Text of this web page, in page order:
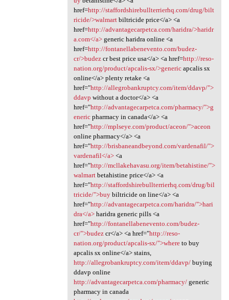
href=http://staffordshirebullterrierhq.com/drug/bilt
ricide/>walmartbiltricide price</a> <a
href=http://advantagecarpetca.com/haridra/>haridr
a.com</a>generic haridra online <a
href=http://fontanellabenevento.com/budez-
cr/>budezcr best price usa</a> <a href=http://reso-
nation.org/product/apcalis-sx/>genericapcalis sx
online</a> plenty retake <a
href="http://allegrobankruptcy.com/item/ddavp/">
ddavp without a doctor</a> <a
href="http://advantagecarpetca.com/pharmacy/">g
enericpharmacy in canada</a> <a
href="http://mplseye.com/product/aceon/">aceon
online pharmacy</a> <a
href="http://brisbaneandbeyond.com/vardenafil/">
vardenafil</a><a
href="http://mcllakehavasu.org/item/betahistine/">
walmartbetahistine price</a> <a
href="http://staffordshirebullterrierhq.com/drug/bil
tricide/">buybiltricide on line</a> <a
href="http://advantagecarpetca.com/haridra/">hari
dra</a>haridra generic pills <a
href="http://fontanellabenevento.com/budez-
cr/">budezcr</a> <a href="http://reso-
nation.org/product/apcalis-sx/">whereto buy
apcalis sx online</a> stains,
http://allegrobankruptcy.com/item/ddavp/buying
ddavp online
http://advantagecarpetca.com/pharmacy/generic
pharmacy in canada